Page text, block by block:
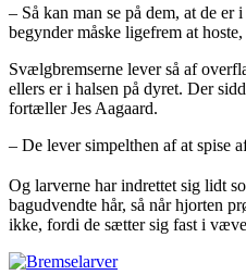
– Så kan man se på dem, at de
begynder måske ligefrem at hoste,
Svælgbremserne lever så af
ellers er i halsen på dyret. Der
fortæller Jes Aagaard.
– De lever simpelthen af at spise
Og larverne har indrettet sig lidt
bagudvendte hår, så når hjorten
ikke, fordi de sætter sig fast i